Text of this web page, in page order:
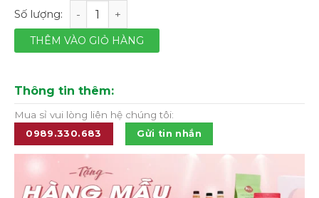
Ca đong nhựa 1L số lượng
THÊM VÀO GIỎ HÀNG
Thông tin thêm:
Mua sỉ vui lòng liên hệ chúng tôi:
0989.330.683 Gửi tin nhắn